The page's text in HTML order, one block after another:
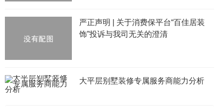
严正声明 | 关于消费保平台“百佳居装
饰”投诉与我司无关的澄清
大平层别墅装修专属服务商能力分析